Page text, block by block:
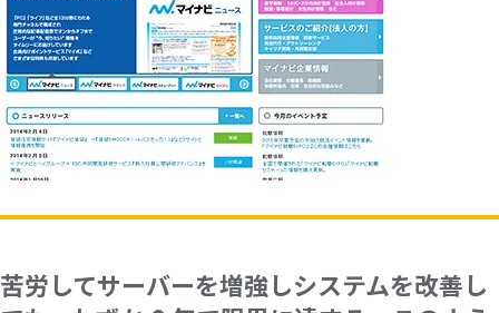
苦労してサーバーを増強しシステムを改善し